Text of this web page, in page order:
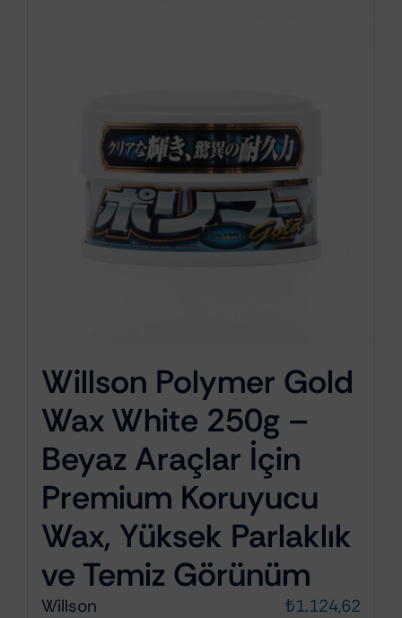
Willson Polymer Gold
Wax White 250g –
Beyaz Araçlar İçin
Premium Koruyucu
Wax, Yüksek Parlaklık
ve Temiz Görünüm
Willson ₺1.124,62